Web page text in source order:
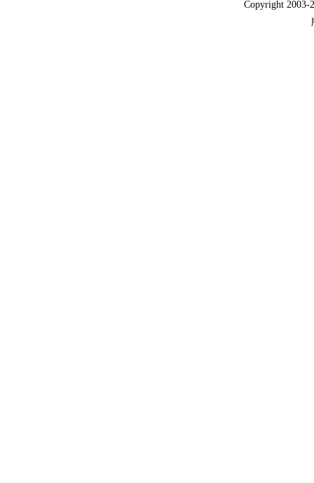
Copyright 2003-